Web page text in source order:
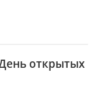
открытых